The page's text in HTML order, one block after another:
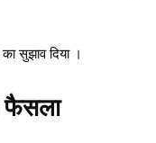
सुझाव दिया ।
फैसला